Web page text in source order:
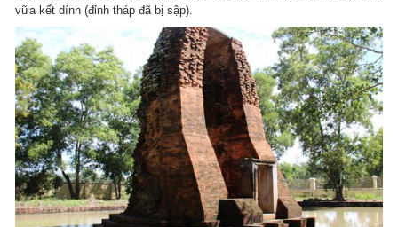
vữa kết dính (đỉnh tháp đã bị sập).